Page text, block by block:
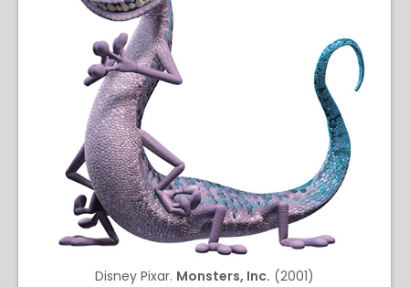
Disney Pixar. Monsters, Inc. (2001)